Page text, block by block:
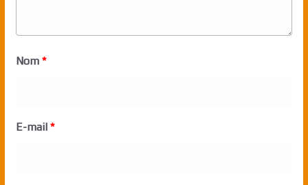
Nom *
E-mail *